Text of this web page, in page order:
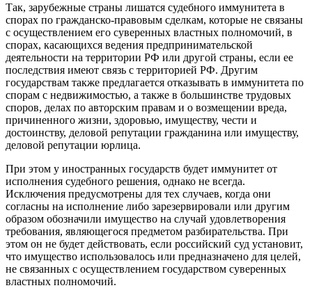
Так, зарубежные страны лишатся судебного иммунитета в
спорах по гражданско-правовым сделкам, которые не связаны
с осуществлением его суверенных властных полномочий, в
спорах, касающихся ведения предпринимательской
деятельности на территории РФ или другой страны, если ее
последствия имеют связь с территорией РФ. Другим
государствам также предлагается отказывать в иммунитета по
спорам с недвижимостью, а также в большинстве трудовых
споров, делах по авторским правам и о возмещении вреда,
причиненного жизни, здоровью, имуществу, чести и
достоинству, деловой репутации гражданина или имуществу,
деловой репутации юрлица.
При этом у иностранных государств будет иммунитет от
исполнения судебного решения, однако не всегда.
Исключения предусмотрены для тех случаев, когда они
согласны на исполнение либо зарезервировали или другим
образом обозначили имущество на случай удовлетворения
требования, являющегося предметом разбирательства. При
этом он не будет действовать, если российский суд установит,
что имущество использовалось или предназначено для целей,
не связанных с осуществлением государством суверенных
властных полномочий.